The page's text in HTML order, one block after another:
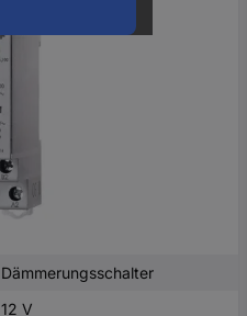
Dämmerungsschalter
12 V